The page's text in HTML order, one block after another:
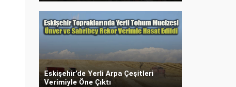
Eskişehir’de Yerli Arpa Çeşitleri
Verimiyle Öne Çıktı